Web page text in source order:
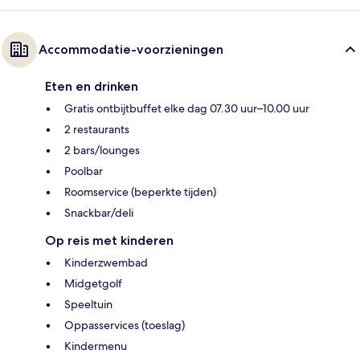
Accommodatie-voorzieningen
Eten en drinken
Gratis ontbijtbuffet elke dag 07.30 uur–10.00 uur
2 restaurants
2 bars/lounges
Poolbar
Roomservice (beperkte tijden)
Snackbar/deli
Op reis met kinderen
Kinderzwembad
Midgetgolf
Speeltuin
Oppasservices (toeslag)
Kindermenu